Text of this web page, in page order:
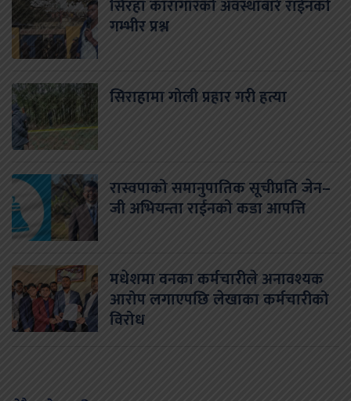
सिरहा कारागारको अवस्थाबारे राईनको
गम्भीर प्रश्न
सिराहामा गोली प्रहार गरी हत्या
रास्वपाको समानुपातिक सूचीप्रति जेन–
जी अभियन्ता राईनको कडा आपत्ति
मधेशमा वनका कर्मचारीले अनावश्यक
आरोप लगाएपछि लेखाका कर्मचारीको
विरोध